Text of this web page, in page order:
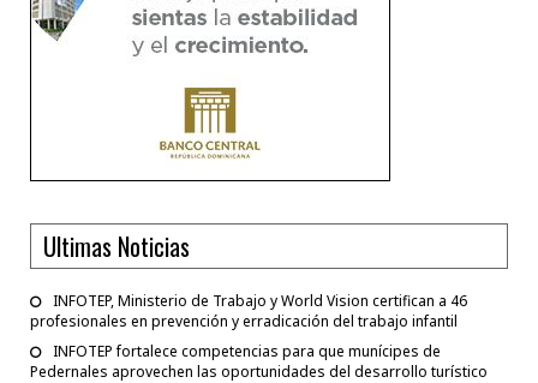
Ultimas Noticias
INFOTEP, Ministerio de Trabajo y World Vision certifican a 46
profesionales en prevención y erradicación del trabajo infantil
INFOTEP fortalece competencias para que munícipes de
Pedernales aprovechen las oportunidades del desarrollo turístico